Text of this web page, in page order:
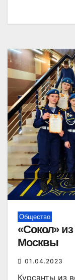
Общество
«Сокол»
Москвы
01.04.2023
Курсанты из